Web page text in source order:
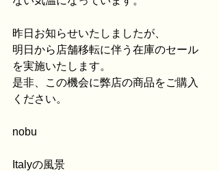
昨日お知らせいたしましたが、
明日から店舗移転に伴う在庫のセール
を実施いたします。
是非、この機会に弊店の商品をご購入
ください。
nobu
Italyの風景